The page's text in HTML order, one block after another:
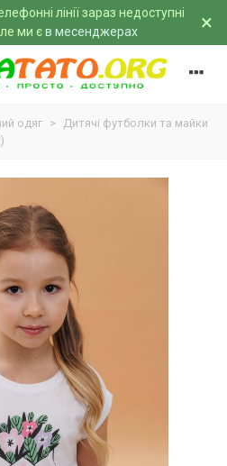
лінії зараз недоступні
ми єв месенджерах ×
одяг > Дитячі футболки та майки